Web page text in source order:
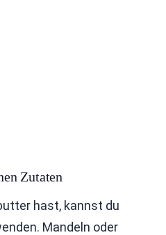
Zutaten
hast, kannst du
Mandeln oder